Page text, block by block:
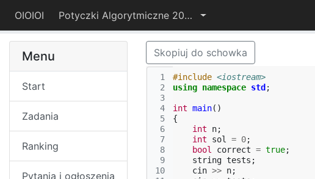
OIOIOI Potyczki Algorytmiczne 2022
Menu
Start
Zadania
Ranking
Pytania i ogłoszenia
Skopiuj do schowka
1
2
3
4
5
6
7
8
9
10
#include <iostream>
using namespace std ;
int main()
{
int
n;
int
sol = 0;
bool
correct = true;
string tests ;
cin >> n;